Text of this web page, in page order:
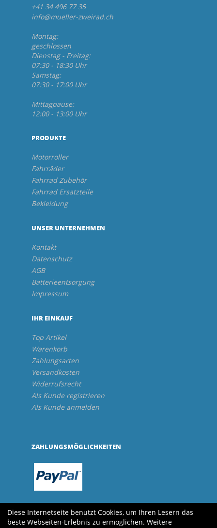
+41 34 496 77 35
info@mueller-zweirad.ch
Montag:
geschlossen
Dienstag - Freitag:
07:30 - 18:30 Uhr
Samstag:
07:30 - 17:00 Uhr
Mittagpause:
12:00 - 13:00 Uhr
PRODUKTE
Motorroller
Fahrräder
Fahrrad Zubehör
Fahrrad Ersatzteile
Bekleidung
UNSER UNTERNEHMEN
Kontakt
Datenschutz
AGB
Batterieentsorgung
Impressum
IHR EINKAUF
Top Artikel
Warenkorb
Zahlungsarten
Versandkosten
Widerrufsrecht
Als Kunde registrieren
Als Kunde anmelden
ZAHLUNGSMÖGLICHKEITEN
Diese Internetseite benutzt Cookies, um Ihren Lesern das
beste Webseiten-Erlebnis zu ermöglichen. Weitere